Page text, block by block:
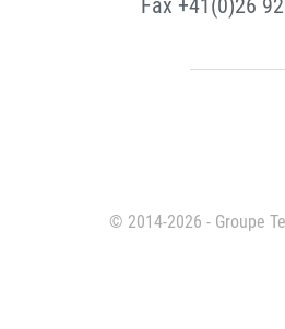
Fax +41(0)26
© 2014-2026 - Groupe